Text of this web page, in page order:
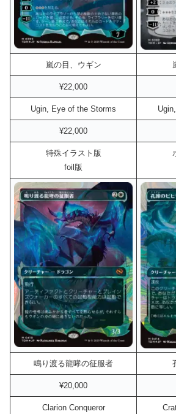
嵐の目、ウギン
¥22,000
Ugin, Eye of the Storms
¥22,000
特殊イラスト版
foil版
鳴り渡る龍哮の征服者
¥20,000
Clarion Conqueror